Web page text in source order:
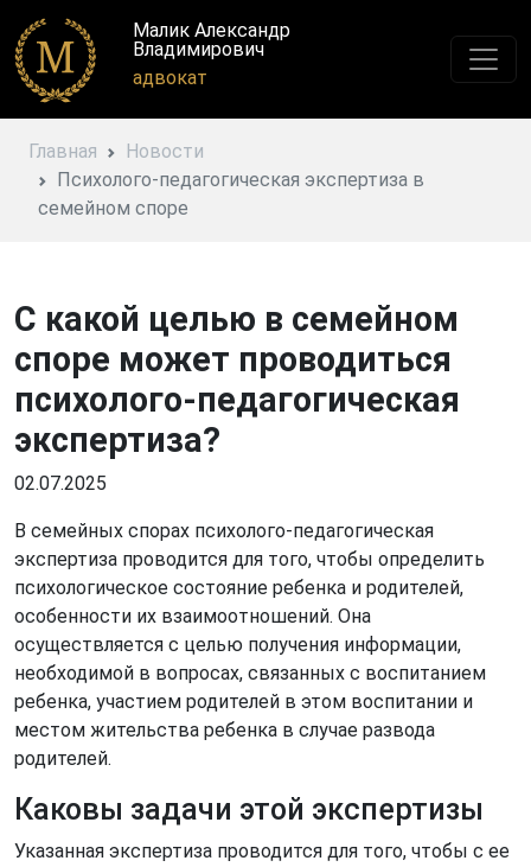
Малик Александр
Владимирович
адвокат
Главная
Новости
Психолого-педагогическая экспертиза в
семейном споре
С какой целью в семейном
споре может проводиться
психолого-педагогическая
экспертиза?
02.07.2025
В семейных спорах психолого-педагогическая
экспертиза проводится для того, чтобы определить
психологическое состояние ребенка и родителей,
особенности их взаимоотношений. Она
осуществляется с целью получения информации,
необходимой в вопросах, связанных с воспитанием
ребенка, участием родителей в этом воспитании и
местом жительства ребенка в случае развода
родителей.
Каковы задачи этой экспертизы
Указанная экспертиза проводится для того, чтобы с ее